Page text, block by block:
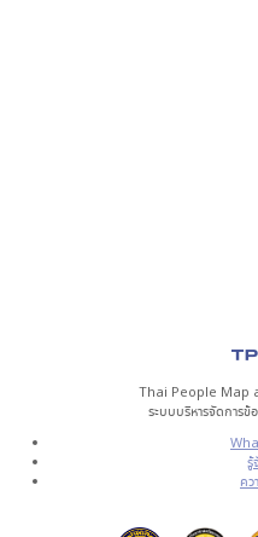
Thai People Map
ระบบบริหารจัดการ
รู้
คว